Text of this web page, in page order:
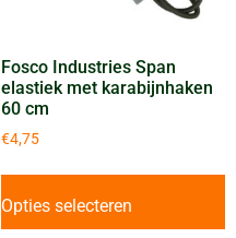
Fosco Industries Span
elastiek met karabijnhaken
60 cm
€4,75
Opties selecteren